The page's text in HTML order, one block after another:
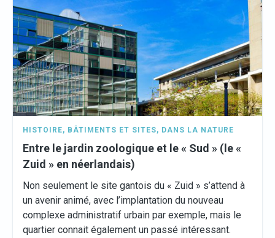
HISTOIRE, BÂTIMENTS ET SITES, DANS LA NATURE
Entre le jardin zoologique et le « Sud » (le «
Zuid » en néerlandais)
Non seulement le site gantois du « Zuid » s’attend à
un avenir animé, avec l’implantation du nouveau
complexe administratif urbain par exemple, mais le
quartier connait également un passé intéressant.